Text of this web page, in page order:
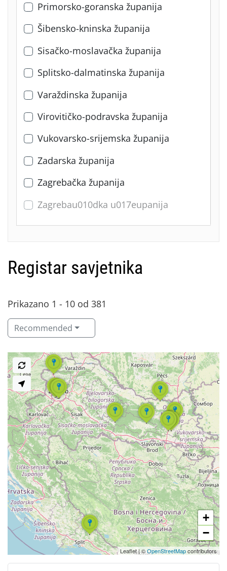
Primorsko-goranska županija
Šibensko-kninska županija
Sisačko-moslavačka županija
Splitsko-dalmatinska županija
Varaždinska županija
Virovitičko-podravska županija
Vukovarsko-srijemska županija
Zadarska županija
Zagrebačka županija
Zagrebau010dka u017eupanija
Registar savjetnika
Prikazano 1 - 10 od 381
Recommended
+
−
Leaflet|©OpenStreetMapcontributors